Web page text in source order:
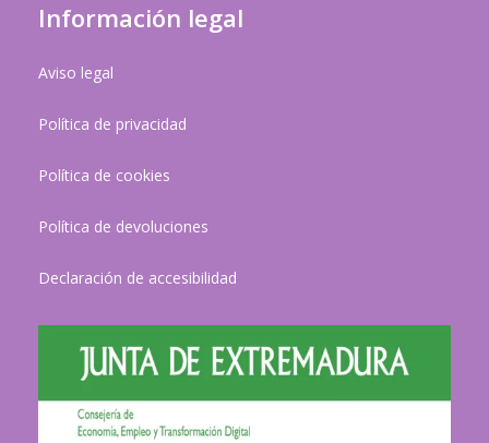
Información legal
Aviso legal
Política de privacidad
Política de cookies
Política de devoluciones
Declaración de accesibilidad